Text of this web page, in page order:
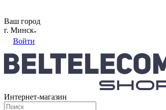
Ваш город
г. Минск
Войти
Интернет-магазин